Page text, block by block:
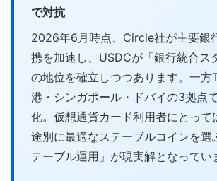
で対抗
2026年6月時点、Circle社が主要銀
携を加速し、USDCが「銀行統合ス
の地位を確立しつつあります。一方
港・シンガポール・ドバイの3拠点
化。仮想通貨カード利用者にとって
途別に最適なステーブルコインを選
テーブル運用」が現実解となってい